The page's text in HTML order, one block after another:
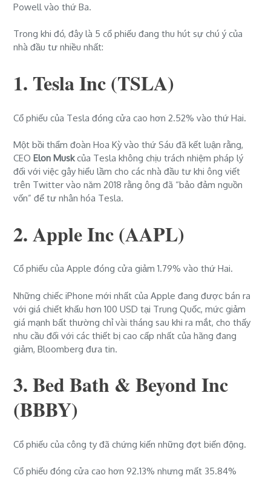
Powell vào thứ Ba.
Trong khi đó, đây là 5 cổ phiếu đang thu hút sự chú ý của
nhà đầu tư nhiều nhất:
1. Tesla Inc (TSLA)
Cổ phiếu của Tesla đóng cửa cao hơn 2.52% vào thứ Hai.
Một bồi thẩm đoàn Hoa Kỳ vào thứ Sáu đã kết luận rằng,
CEO Elon Muskcủa Tesla không chịu trách nhiệm pháp lý
đối với việc gây hiểu lầm cho các nhà đầu tư khi ông viết
trên Twitter vào năm 2018 rằng ông đã “bảo đảm nguồn
vốn” để tư nhân hóa Tesla.
2. Apple Inc (AAPL)
Cổ phiếu của Apple đóng cửa giảm 1.79% vào thứ Hai.
Những chiếc iPhone mới nhất của Apple đang được bán ra
với giá chiết khấu hơn 100 USD tại Trung Quốc, mức giảm
giá mạnh bất thường chỉ vài tháng sau khi ra mắt, cho thấy
nhu cầu đối với các thiết bị cao cấp nhất của hãng đang
giảm, Bloomberg đưa tin.
3. Bed Bath & Beyond Inc
(BBBY)
Cổ phiếu của công ty đã chứng kiến ​​​​những đợt biến động.
Cổ phiếu đóng cửa cao hơn 92.13% nhưng mất 35.84%